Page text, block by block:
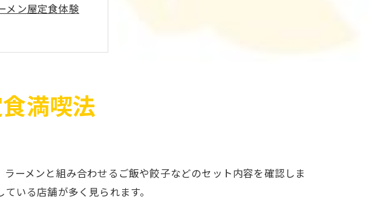
メン屋定食体験
適な食事に最適
の魅力を発見
のエリアで体験
しい魅力とは
で定食体験
メン屋選び
満喫法
ーメンと組み合わせるご飯や餃子などのセット内容を確認しま
いる店舗が多く見られます。